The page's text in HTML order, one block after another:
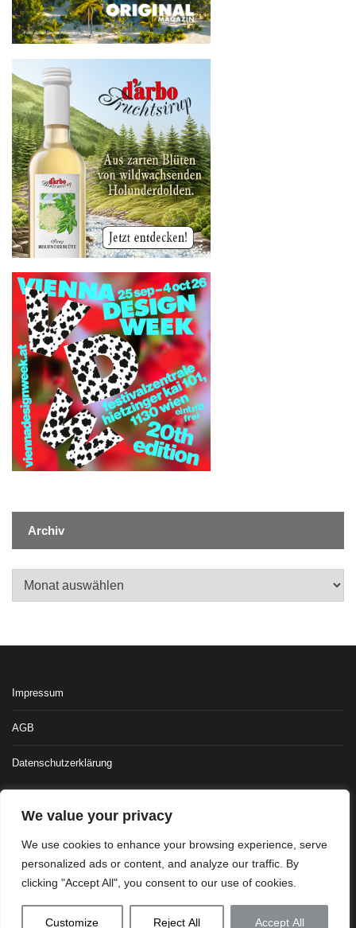
We value your privacy
We use cookies to enhance your browsing experience, serve
personalized ads or content, and analyze our traffic. By
clicking "Accept All", you consent to our use of cookies.
Customize Reject All Accept All
Archiv
Impressum
AGB
Datenschutzerklärung